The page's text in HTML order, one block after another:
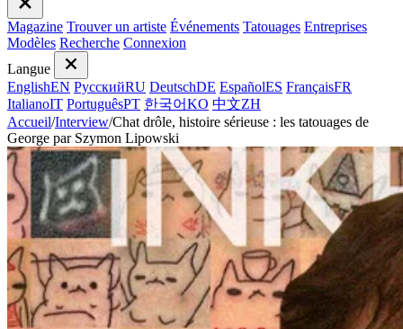
Magazine Trouver un artiste Événements Tatouages Entreprises
Modèles Recherche Connexion
Langue
EnglishEN РусскийRU DeutschDE EspañolES FrançaisFR
ItalianoIT PortuguêsPT 한국어KO 中文ZH
Accueil/Interview/Chat drôle, histoire sérieuse : les tatouages de
George par Szymon Lipowski